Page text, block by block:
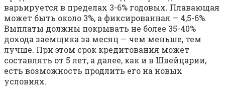
варьируется в пределах 3-6% годовых. Плавающая
может быть около 3%, а фиксированная — 4,5-6%.
Выплаты должны покрывать не более 35-40%
дохода заемщика за месяц — чем меньше, тем
лучше. При этом срок кредитования может
составлять от 5 лет, а далее, как и в Швейцарии,
есть возможность продлить его на новых
условиях.